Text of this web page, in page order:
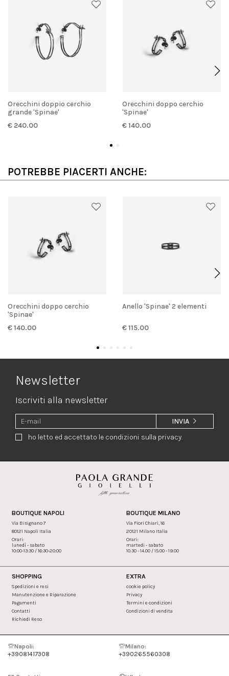
Orecchini doppio cerchio
grande 'Spinae'
€ 240.00
Orecchini doppo cerchio
'Spinae'
€ 140.00
POTREBBE PIACERTI ANCHE:
Orecchini doppo cerchio
'Spinae'
€ 140.00
Anello 'Spinae' 2 elementi
€ 115.00
Newsletter
Iscriviti alla newsletter
ho letto ed accettato le condizioni sulla privacy.
INVIA
BOUTIQUE NAPOLI
Via Bisignano 7
80121 Napoli Italia
Orari:
lunedì - sabato
10:00-13:30 / 16:30-20:00
BOUTIQUE MILANO
Via Fiori Chiari, 16
20121 Milano Italia
Orari:
martedi - sabato
10.30 - 14.00 / 15.00 - 19.00
SHOPPING
Spedizioni e resi
Manutenzione e Riparazione
Pagamenti
Contatti
Richiedi Reso
EXTRA
cookie policy
Privacy
Termini e condizioni
Condizioni di vendita
Napoli:
+39081417308
Milano:
+390265560308